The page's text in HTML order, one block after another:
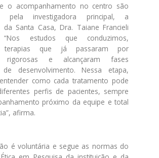
o acompanhamento no centro são
pela investigadora principal, a
da Santa Casa, Dra. Taiane Francieli
“Nos estudos que conduzimos,
terapias que já passaram por
rigorosas e alcançaram fases
de desenvolvimento. Nessa etapa,
como cada tratamento pode
perfis de pacientes, sempre
próximo da equipe e total
afirma.
é voluntária e segue as normas do